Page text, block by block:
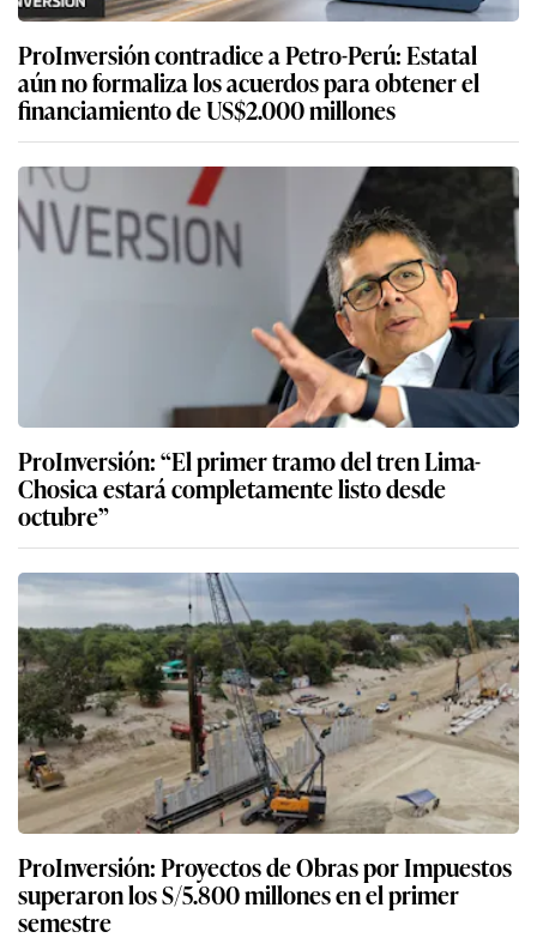
ProInversión contradice a Petro-Perú: Estatal
aún no formaliza los acuerdos para obtener el
financiamiento de US$2.000 millones
ProInversión: “El primer tramo del tren Lima-
Chosica estará completamente listo desde
octubre”
ProInversión: Proyectos de Obras por Impuestos
superaron los S/5.800 millones en el primer
semestre